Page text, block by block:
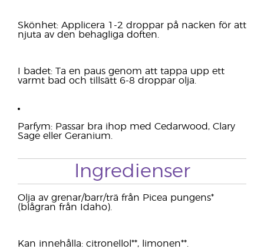
Skönhet: Applicera 1-2 droppar på nacken för att
njuta av den behagliga doften.
I badet: Ta en paus genom att tappa upp ett
varmt bad och tillsätt 6-8 droppar olja.
Parfym: Passar bra ihop med Cedarwood, Clary
Sage eller Geranium.
Ingredienser
Olja av grenar/barr/trä från Picea pungens*
(blågran från Idaho).
Kan innehålla: citronellol**, limonen**.